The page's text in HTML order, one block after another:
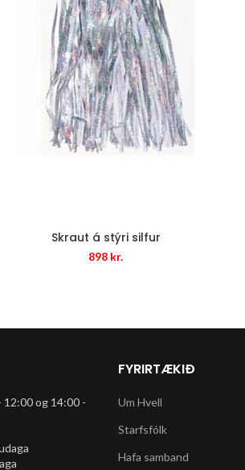
Skraut á stýri silfur
898 kr.
12:00 og 14:00 -
FYRIRTÆKIÐ
Um Hvell
Starfsfólk
Hafa samband